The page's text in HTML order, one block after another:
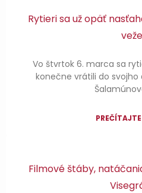
Rytieri sa už opäť
Vo štvrtok 6. marca sa
konečne vrátili do svojho
Filmové štáby,